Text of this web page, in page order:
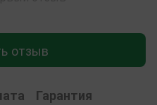
отзыв
Гарантия